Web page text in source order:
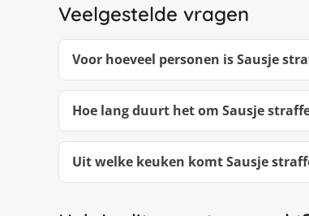
Veelgestelde vragen
Voor hoeveel personen is Sausje
Hoe lang duurt het om Sausje
Uit welke keuken komt Sausje